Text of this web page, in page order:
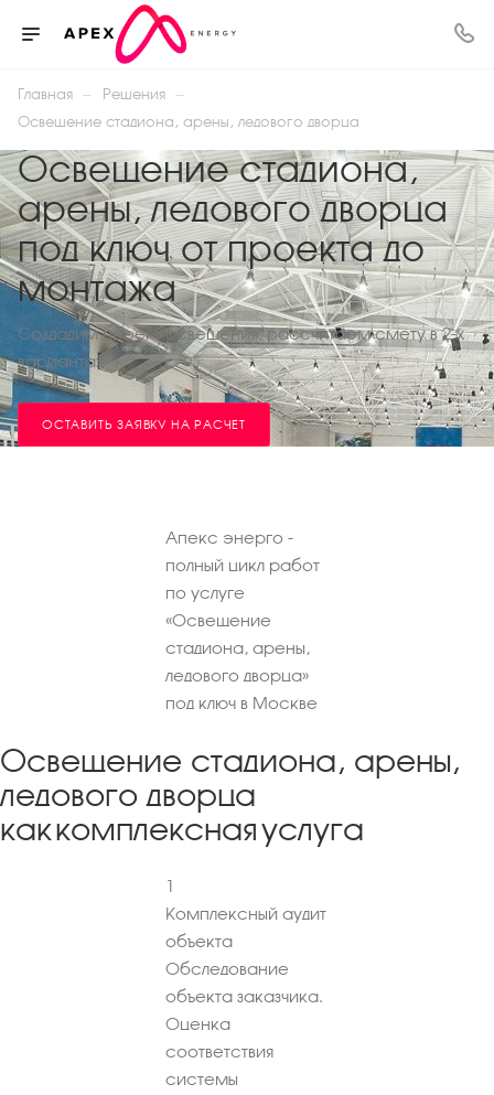
Главная — Решения —
Освещение стадиона, арены, ледового дворца
Освещение стадиона,
арены, ледового дворца
под ключ от проекта до
монтажа
Создадим проект освещения, рассчитаем смету в 2-х
вариантах
ОСТАВИТЬ ЗАЯВКУ НА РАСЧЕТ
Апекс энерго -
полный цикл работ
по услуге
«Освещение
стадиона, арены,
ледового дворца»
под ключ в Москве
Освещение стадиона, арены,
ледового дворца
как комплексная услуга
1
Комплексный аудит
объекта
Обследование
объекта заказчика.
Оценка
соответствия
системы